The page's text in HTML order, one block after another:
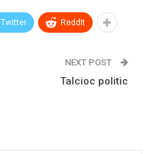
Twitter ReddIt
NEXT POST
Talcioc politic